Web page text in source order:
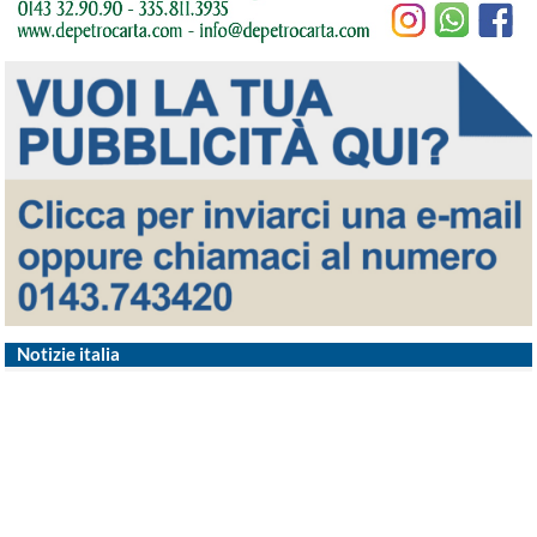
Notizie italia